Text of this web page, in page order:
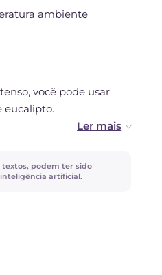
ambiente
você pode usar
eucalipto.
e um pouco menos
textos, podem ter sido
artificial.